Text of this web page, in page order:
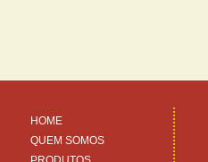
HOME
QUEM SOMOS